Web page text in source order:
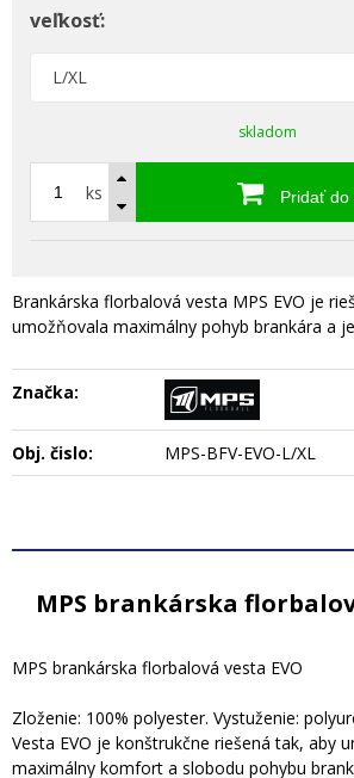
veľkosť:
L/XL
skladom
ks Pridať do
Brankárska florbalová vesta MPS EVO je
umožňovala maximálny pohyb brankára a
Značka:
Obj. čislo: MPS-BFV-EVO-L/XL
MPS brankárska
MPS brankárska florbalová vesta EVO
Zloženie: 100% polyester. Vystuženie:
Vesta EVO je konštrukčne riešená tak, aby
maximálny komfort a slobodu pohybu